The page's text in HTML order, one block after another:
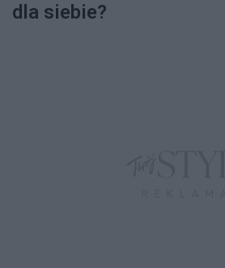
dla siebie?